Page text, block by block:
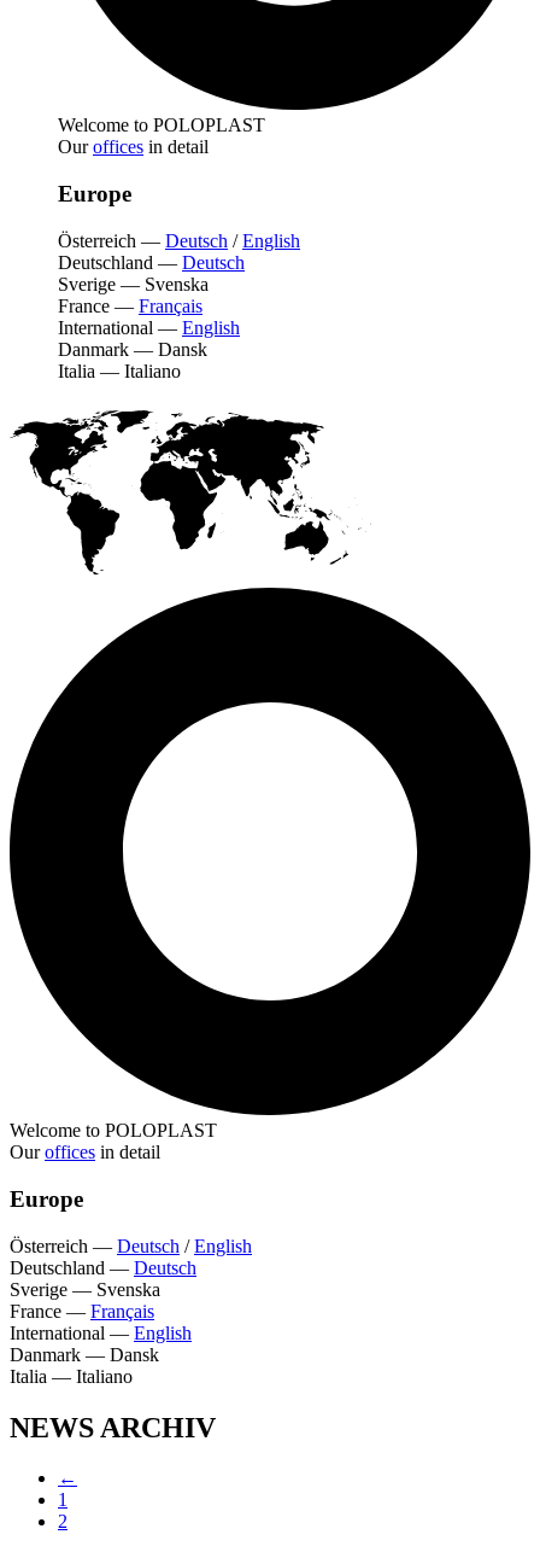
Welcome to POLOPLAST
Ouroffices in detail
Europe
Österreich — Deutsch /English
Deutschland — Deutsch
Sverige — Svenska
France — Français
International — English
Danmark — Dansk
Italia — Italiano
Welcome to POLOPLAST
Ouroffices in detail
Europe
Österreich — Deutsch /English
Deutschland — Deutsch
Sverige — Svenska
France — Français
International — English
Danmark — Dansk
Italia — Italiano
NEWS ARCHIV
←
1
2